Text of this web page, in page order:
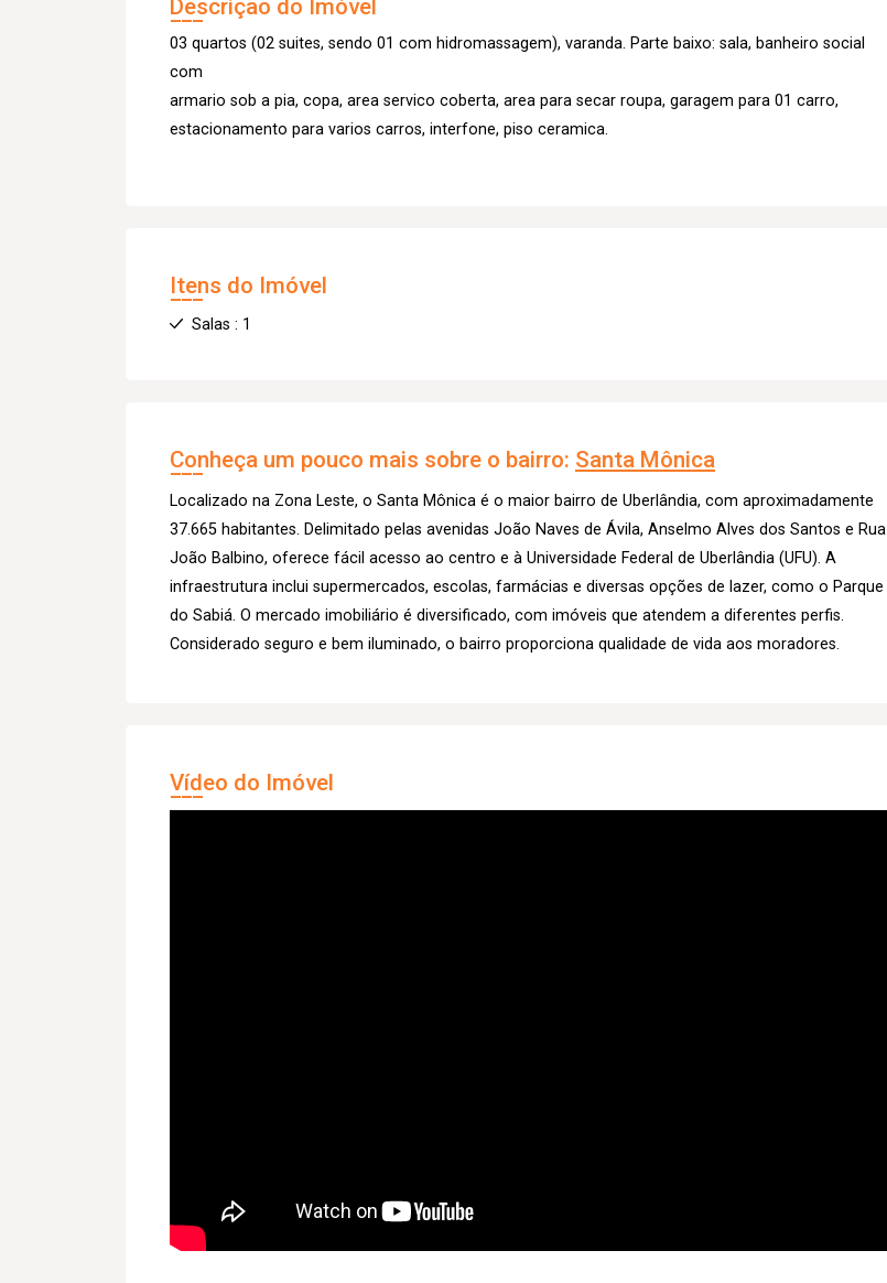
Descrição do Imóvel
03 quartos (02 suites, sendo 01 com hidromassagem), varanda. Parte baixo: sala, banheiro social
com
armario sob a pia, copa, area servico coberta, area para secar roupa, garagem para 01 carro,
estacionamento para varios carros, interfone, piso ceramica.
Itens do Imóvel
Salas : 1
Conheça um pouco mais sobre o bairro: Santa Mônica
Localizado na Zona Leste, o Santa Mônica é o maior bairro de Uberlândia, com aproximadamente
37.665 habitantes. Delimitado pelas avenidas João Naves de Ávila, Anselmo Alves dos Santos e Rua
João Balbino, oferece fácil acesso ao centro e à Universidade Federal de Uberlândia (UFU). A
infraestrutura inclui supermercados, escolas, farmácias e diversas opções de lazer, como o Parque
do Sabiá. O mercado imobiliário é diversificado, com imóveis que atendem a diferentes perfis.
Considerado seguro e bem iluminado, o bairro proporciona qualidade de vida aos moradores.
Vídeo do Imóvel